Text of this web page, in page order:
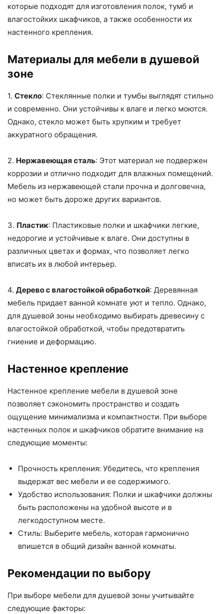
которые подходят для изготовления полок, тумб и
влагостойких шкафчиков, а также особенности их
настенного крепления.
Материалы для мебели в душевой
зоне
1. Стекло: Стеклянные полки и тумбы выглядят стильно
и современно. Они устойчивы к влаге и легко моются.
Однако, стекло может быть хрупким и требует
аккуратного обращения.
2. Нержавеющая сталь: Этот материал не подвержен
коррозии и отлично подходит для влажных помещений.
Мебель из нержавеющей стали прочна и долговечна,
но может быть дороже других вариантов.
3. Пластик: Пластиковые полки и шкафчики легкие,
недорогие и устойчивые к влаге. Они доступны в
различных цветах и формах, что позволяет легко
вписать их в любой интерьер.
4. Дерево с влагостойкой обработкой: Деревянная
мебель придает ванной комнате уют и тепло. Однако,
для душевой зоны необходимо выбирать древесину с
влагостойкой обработкой, чтобы предотвратить
гниение и деформацию.
Настенное крепление
Настенное крепление мебели в душевой зоне
позволяет сэкономить пространство и создать
ощущение минимализма и компактности. При выборе
настенных полок и шкафчиков обратите внимание на
следующие моменты:
Прочность крепления: Убедитесь, что крепления
выдержат вес мебели и ее содержимого.
Удобство использования: Полки и шкафчики должны
быть расположены на удобной высоте и в
легкодоступном месте.
Стиль: Выберите мебель, которая гармонично
впишется в общий дизайн ванной комнаты.
Рекомендации по выбору
При выборе мебели для душевой зоны учитывайте
следующие факторы: